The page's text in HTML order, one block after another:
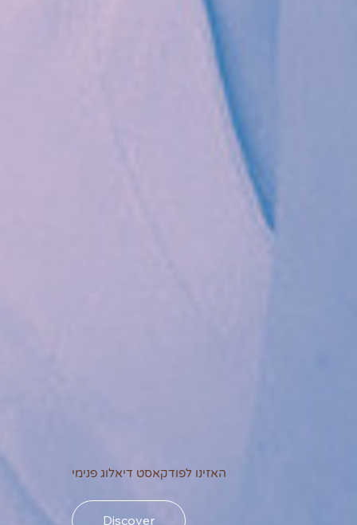
האזינו לפודקאסט דיאלוג פנימי
Discover